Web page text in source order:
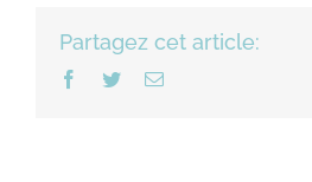
Partagez cet article:
Facebook
TwitterEmail